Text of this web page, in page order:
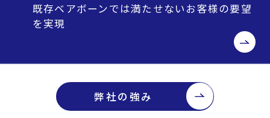
既存ベアボーンでは満たせないお客様の要望
を実現
弊社の強み